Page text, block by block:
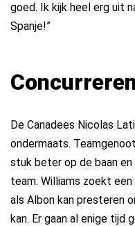
goed. Ik kijk heel erg uit
Spanje!”
De Canadees Nicolas
ondermaats.
stuk beter op de baan
team. Williams zoekt
als Albon kan presteren
kan. Er gaan al enige tijd